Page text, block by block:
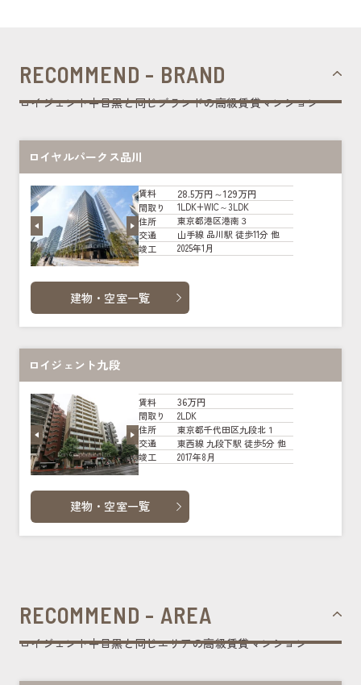
RECOMMEND - BRAND
ロイジェント中目黒と同じブランドの高級賃貸マンション
ロイヤルパークス品川
賃料 28.5万円～129万円
間取り
1LDK+WIC～3LDK
住所
東京都港区港南３
交通
山手線 品川駅 徒歩11分 他
竣工
2025年1月
建物・空室一覧
ロイジェント九段
賃料 36万円
間取り
2LDK
住所
東京都千代田区九段北１
交通
東西線 九段下駅 徒歩5分 他
竣工
2017年8月
建物・空室一覧
RECOMMEND - AREA
ロイジェント中目黒と同じエリアの高級賃貸マンション